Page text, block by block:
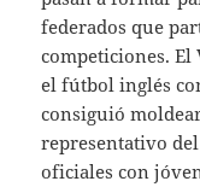
federados que
competiciones.
el fútbol inglés
consiguió
representativo
oficiales con